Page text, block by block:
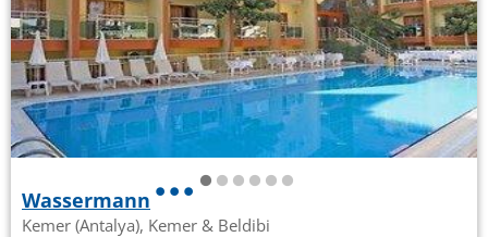
Wassermann
Kemer (Antalya), Kemer & Beldibi